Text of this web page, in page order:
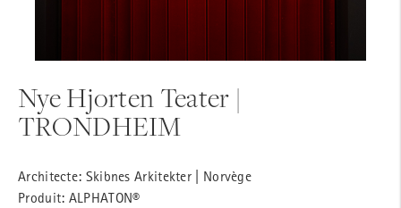
Nye Hjorten Teater |
TRONDHEIM
Architecte: Skibnes Arkitekter | Norvège
Produit: ALPHATON®